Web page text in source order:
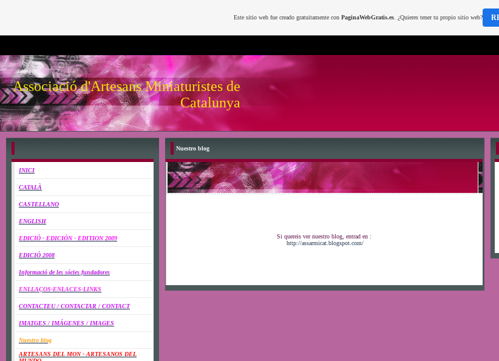
Associació d'Artesans Miniaturistes de
Catalunya
INICI
CATALÀ
CASTELLANO
ENGLISH
EDICIÓ - EDICIÓN - EDITION 2009
EDICIÓ 2008
Informació de les sócies fundadores
ENLLAÇOS-ENLACES-LINKS
CONTACTEU / CONTACTAR / CONTACT
IMATGES / IMÁGENES / IMAGES
Nuestro blog
ARTESANS DEL MON - ARTESANOS DEL
Nuestro blog
Si quereis ver nuestro blog, entrad en :
http://assarmicat.blogspot.com/
Este sitio web fue creado gratuitamente con PaginaWebGratis.es. ¿Quieres tener tu propio sitio web?